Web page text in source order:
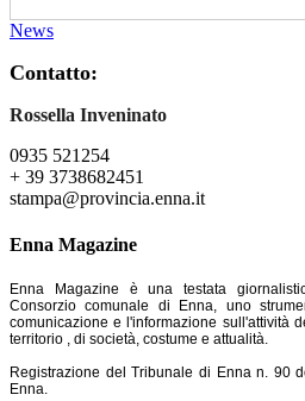
News
Contatto:
Rossella Inveninato
0935 521254
+ 39 3738682451
stampa@provincia.enna.it
Enna Magazine
Enna Magazine è una testata
Consorzio comunale di Enna, uno
comunicazione e l'informazione sull'attività
territorio , di società, costume e attualità.
Registrazione del Tribunale di Enna n. 90
Enna.